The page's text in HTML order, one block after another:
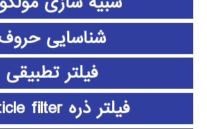
شناسایی
فیلتر تطبیقی
فیلتر ذره particle filter